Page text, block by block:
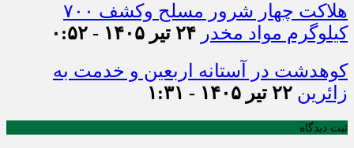
هلاکت چهار شرور مسلح وکشف ۷۰۰
کیلوگرم مواد مخدر ۲۴ تیر ۱۴۰۵ - ۰:۵۲
کوهدشت در آستانه اربعین و خدمت‌ به
زائرین ۲۲ تیر ۱۴۰۵ - ۱:۳۱
ثبت دیدگاه